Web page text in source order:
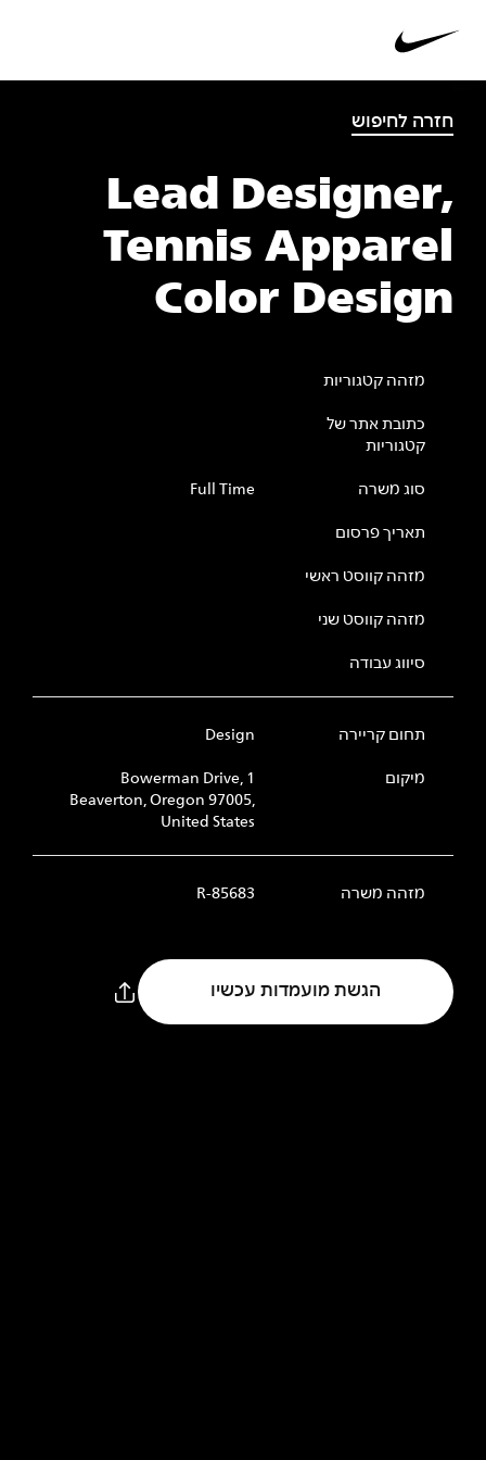
חזרה לחיפוש
Lead Designer,
Tennis Apparel
Color Design
מזהה קטגוריות
כתובת אתר של
קטגוריות
סוג משרה Full Time
תאריך פרסום
מזהה קווסט ראשי
מזהה קווסט שני
סיווג עבודה
תחום קריירה Design
מיקום
1 Bowerman Drive,
Beaverton, Oregon 97005,
United States
מזהה משרה R-85683
הגשת מועמדות עכשיו